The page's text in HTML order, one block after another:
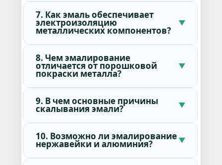
7. Как эмаль обеспечивает
электроизоляцию
металлических компонентов?
8. Чем эмалирование
отличается от порошковой
покраски металла?
9. В чем основные причины
скалывания эмали?
10. Возможно ли эмалирование
нержавейки и алюминия?